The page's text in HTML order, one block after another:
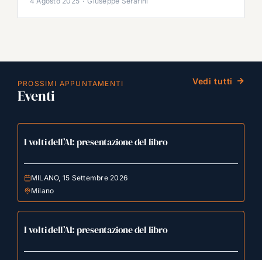
PROSSIMI APPUNTAMENTI
Eventi
Vedi tutti
I volti dell’AI: presentazione del libro
MILANO, 15 Settembre 2026
Milano
I volti dell’AI: presentazione del libro